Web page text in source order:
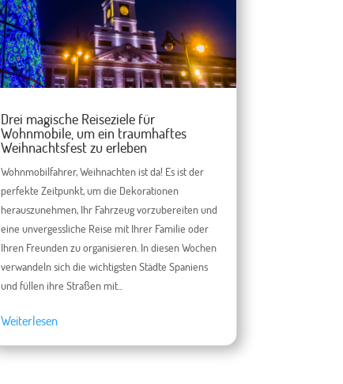
Drei magische Reiseziele für
Wohnmobile, um ein traumhaftes
Weihnachtsfest zu erleben
Wohnmobilfahrer, Weihnachten ist da! Es ist der
perfekte Zeitpunkt, um die Dekorationen
herauszunehmen, Ihr Fahrzeug vorzubereiten und
eine unvergessliche Reise mit Ihrer Familie oder
Ihren Freunden zu organisieren. In diesen Wochen
verwandeln sich die wichtigsten Städte Spaniens
und füllen ihre Straßen mit...
Weiterlesen